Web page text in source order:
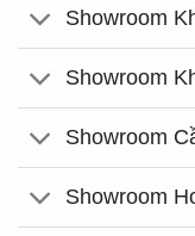
Showroom
Showroom
Showroom
Showroom